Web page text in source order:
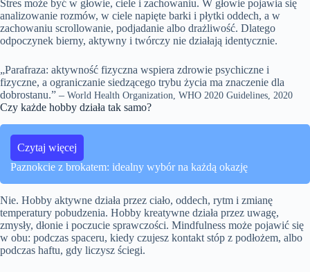
Stres może być w głowie, ciele i zachowaniu. W głowie pojawia się
analizowanie rozmów, w ciele napięte barki i płytki oddech, a w
zachowaniu scrollowanie, podjadanie albo drażliwość. Dlatego
odpoczynek bierny, aktywny i twórczy nie działają identycznie.
„Parafraza: aktywność fizyczna wspiera zdrowie psychiczne i
fizyczne, a ograniczanie siedzącego trybu życia ma znaczenie dla
dobrostanu.” – World Health Organization, WHO 2020 Guidelines, 2020
Czy każde hobby działa tak samo?
Czytaj więcej
Paznokcie z brokatem: idealny wybór na każdą okazję
Nie. Hobby aktywne działa przez ciało, oddech, rytm i zmianę
temperatury pobudzenia. Hobby kreatywne działa przez uwagę,
zmysły, dłonie i poczucie sprawczości. Mindfulness może pojawić się
w obu: podczas spaceru, kiedy czujesz kontakt stóp z podłożem, albo
podczas haftu, gdy liczysz ściegi.